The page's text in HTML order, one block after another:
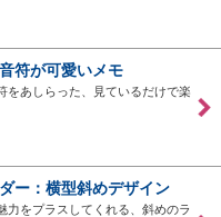
符が可愛いメモ
をあしらった、見ているだけで楽
ー：横型斜めデザイン
力をプラスしてくれる、斜めのラ